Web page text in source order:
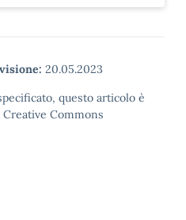
20.05.2023
questo articolo è
Commons